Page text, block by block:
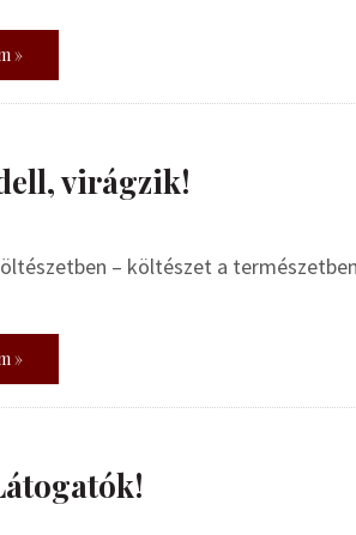
»
virágzik!
– költészet a
»